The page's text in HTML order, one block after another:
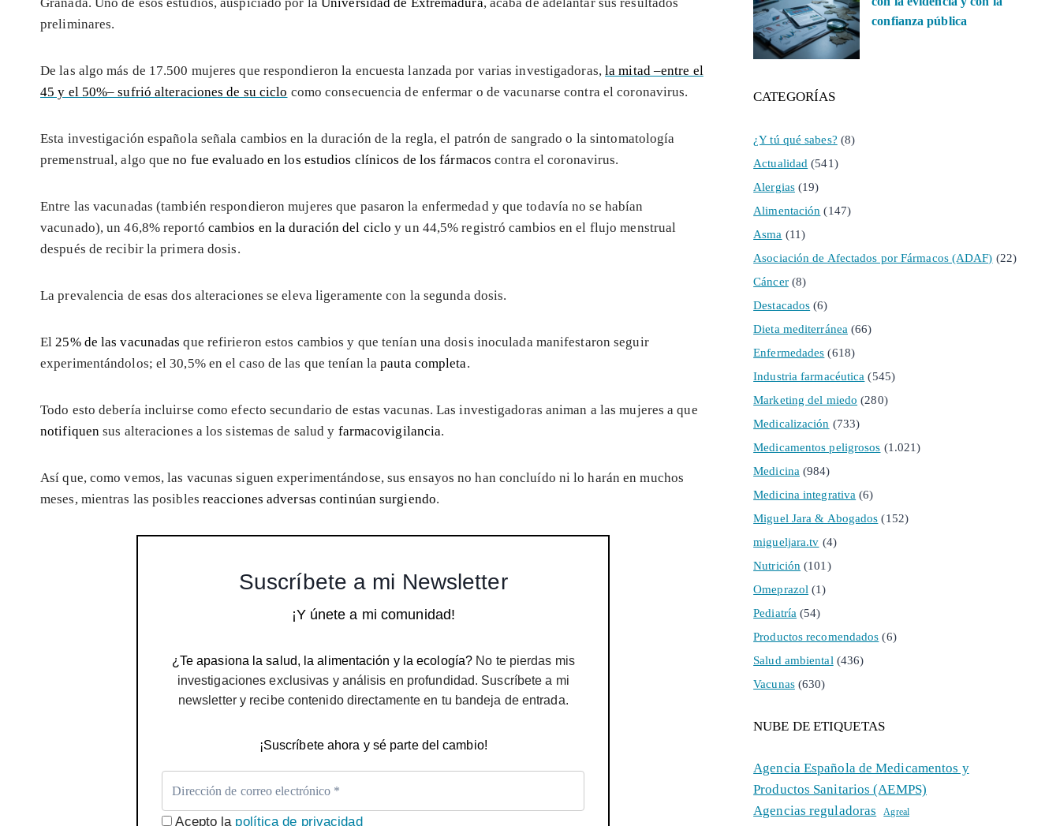
preliminares.
De las algo más de 17.500 mujeres que respondieron la encuesta lanzada por varias investigadoras, la mitad –entre el
45 y el 50%– sufrió alteraciones de su ciclo como consecuencia de enfermar o de vacunarse contra el coronavirus.
Esta investigación española señala cambios en la duración de la regla, el patrón de sangrado o la sintomatología
premenstrual, algo queno fue evaluado en los estudios clínicos de los fármacos contra el coronavirus.
Entre las vacunadas (también respondieron mujeres que pasaron la enfermedad y que todavía no se habían
vacunado), un 46,8% reportó cambios en la duración del ciclo y un 44,5% registró cambios en el flujo menstrual
después de recibir la primera dosis.
La prevalencia de esas dos alteraciones se eleva ligeramente con la segunda dosis.
El25% de las vacunadas que refirieron estos cambios y que tenían una dosis inoculada manifestaron seguir
experimentándolos; el 30,5% en el caso de las que tenían lapauta completa.
Todo esto debería incluirse como efecto secundario de estas vacunas. Las investigadoras animan a las mujeres a que
notifiquen sus alteraciones a los sistemas de salud y farmacovigilancia.
Así que, como vemos, las vacunas siguen experimentándose, sus ensayos no han concluído ni lo harán en muchos
meses, mientras las posibles reacciones adversas continúan surgiendo.
Suscríbete a mi Newsletter
¡Y únete a mi comunidad!
¿Te apasiona la salud, la alimentación y la ecología? No te pierdas mis
investigaciones exclusivas y análisis en profundidad. Suscríbete a mi
newsletter y recibe contenido directamente en tu bandeja de entrada.
¡Suscríbete ahora y sé parte del cambio!
Acepto la política de privacidad
confianza pública
CATEGORÍAS
¿Y tú qué sabes? (8)
Actualidad (541)
Alergias(19)
Alimentación (147)
Asma (11)
Asociación de Afectados por Fármacos (ADAF) (22)
Cáncer(8)
Destacados (6)
Dieta mediterránea (66)
Enfermedades (618)
Industria farmacéutica (545)
Marketing del miedo (280)
Medicalización (733)
Medicamentos peligrosos (1.021)
Medicina (984)
Medicina integrativa (6)
Miguel Jara & Abogados (152)
migueljara.tv (4)
Nutrición (101)
Omeprazol (1)
Pediatría (54)
Productos recomendados (6)
Salud ambiental (436)
Vacunas(630)
NUBE DE ETIQUETAS
Agencia Española de Medicamentos y
Productos Sanitarios (AEMPS)
Agencias reguladoras
Agreal